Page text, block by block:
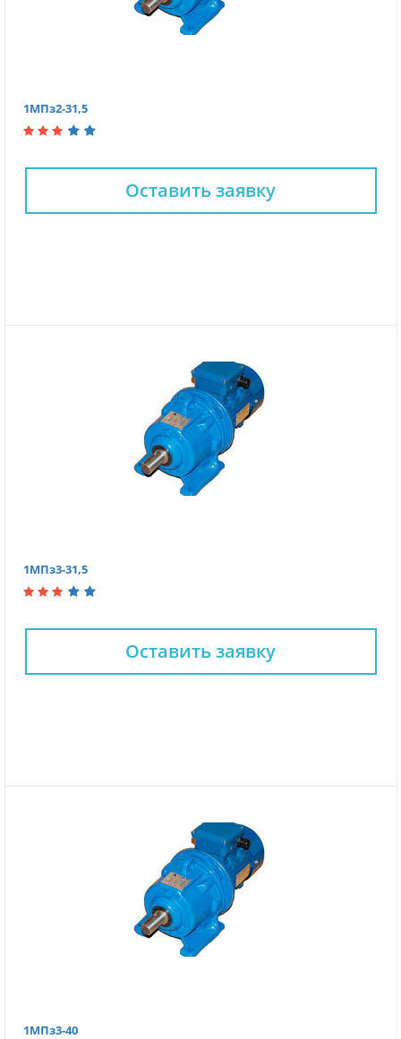
1МПз2-31,5
Оставить заявку
1МПз3-31,5
Оставить заявку
1МПз3-40